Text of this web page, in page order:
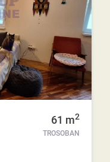
61 m2
TROSOBAN